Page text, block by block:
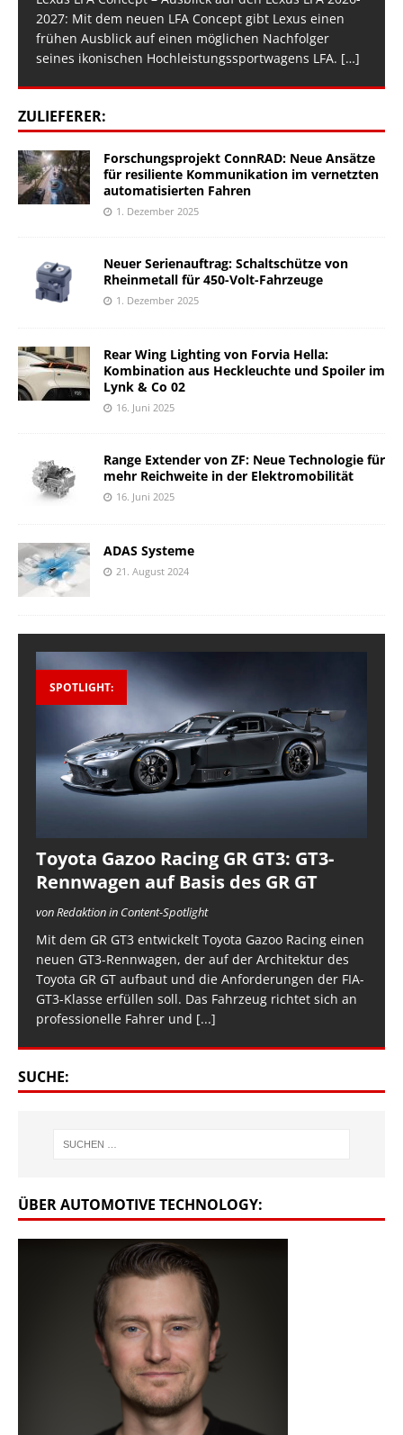
2027: Mit dem neuen LFA Concept gibt Lexus einen
frühen Ausblick auf einen möglichen Nachfolger
seines ikonischen Hochleistungssportwagens LFA. […]
ZULIEFERER:
Forschungsprojekt ConnRAD: Neue Ansätze
für resiliente Kommunikation im vernetzten
automatisierten Fahren
1. Dezember 2025
Neuer Serienauftrag: Schaltschütze von
Rheinmetall für 450-Volt-Fahrzeuge
1. Dezember 2025
Rear Wing Lighting von Forvia Hella:
Kombination aus Heckleuchte und Spoiler im
Lynk & Co 02
16. Juni 2025
Range Extender von ZF: Neue Technologie für
mehr Reichweite in der Elektromobilität
16. Juni 2025
ADAS Systeme
21. August 2024
SPOTLIGHT:
Toyota Gazoo Racing GR GT3: GT3-
Rennwagen auf Basis des GR GT
von Redaktion in Content-Spotlight
Mit dem GR GT3 entwickelt Toyota Gazoo Racing einen
neuen GT3-Rennwagen, der auf der Architektur des
Toyota GR GT aufbaut und die Anforderungen der FIA-
GT3-Klasse erfüllen soll. Das Fahrzeug richtet sich an
professionelle Fahrer und [...]
SUCHE:
ÜBER AUTOMOTIVE TECHNOLOGY: